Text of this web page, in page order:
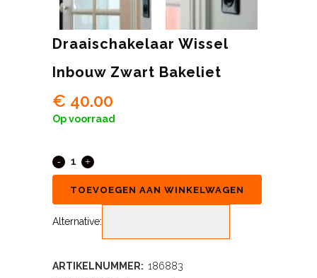
Draaischakelaar Wissel
Inbouw Zwart Bakeliet
€ 40.00
Op voorraad
TOEVOEGEN AAN WINKELWAGEN
Alternative:
ARTIKELNUMMER: 186883